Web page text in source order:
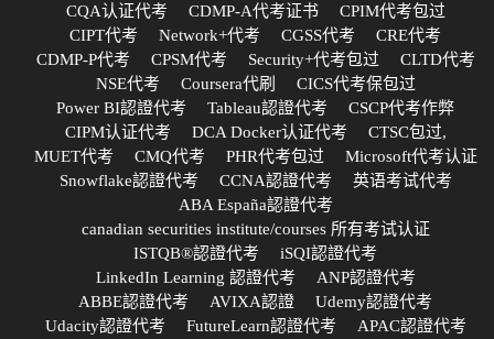
CQA认证代考
CDMP-A代考证书
CPIM代考包过
CIPT代考
Network+代考 CGSS代考
CRE代考
CDMP-P代考
CPSM代考 Security+代考包过
CLTD代考
NSE代考
Coursera代刷
CICS代考保包过
Power BI認證代考
Tableau認證代考
CSCP代考作弊
CIPM认证代考
DCA Docker认证代考
CTSC包过,
MUET代考
CMQ代考 PHR代考包过
Microsoft代考认证
Snowflake認證代考
CCNA認證代考
英语考试代考
ABA España認證代考
canadian securities institute/courses 所有考试认证
ISTQB®認證代考
iSQI認證代考
LinkedIn Learning 認證代考
ANP認證代考
ABBE認證代考
AVIXA認證
Udemy認證代考
Udacity認證代考
FutureLearn認證代考
APAC認證代考